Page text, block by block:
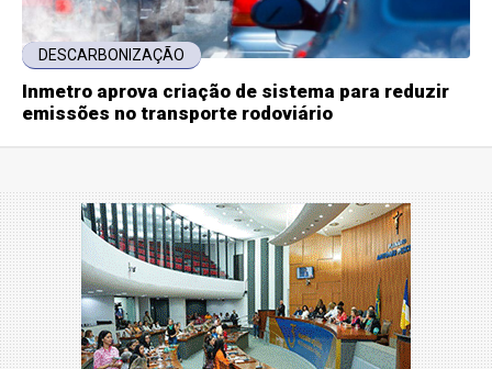
DESCARBONIZAÇÃO
Inmetro aprova criação de sistema para reduzir
emissões no transporte rodoviário